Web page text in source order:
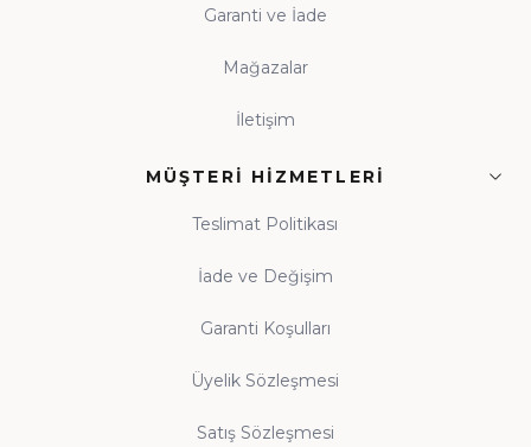
Garanti ve İade
Mağazalar
İletişim
MÜŞTERI HIZMETLERI
Teslimat Politikası
İade ve Değişim
Garanti Koşulları
Üyelik Sözleşmesi
Satış Sözleşmesi